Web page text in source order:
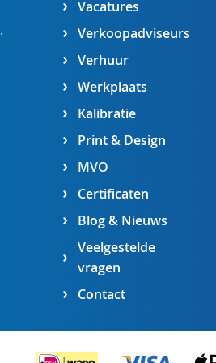
.
Vacatures
Verkoopadviseurs
Verhuur
Werkplaats
Kalibratie
Print & Design
MVO
Certificaten
Blog & Nieuws
Veelgestelde
vragen
Contact